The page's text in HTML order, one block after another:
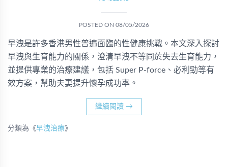
POSTED ON 08/05/2026
早洩是許多香港男性普遍面臨的性健康挑戰。本文深入探討
早洩與生育能力的關係，澄清早洩不等同於失去生育能力，
並提供專業的治療建議，包括 Super P-force、必利勁等有
效方案，幫助夫妻提升懷孕成功率。
繼續閱讀 →
分類為《早洩治療》